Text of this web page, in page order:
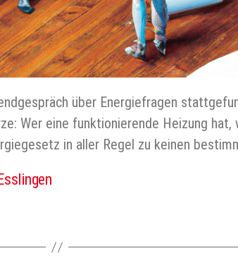
über Energiefragen
Wer eine funktionierende Heizung
in aller Regel zu keinen